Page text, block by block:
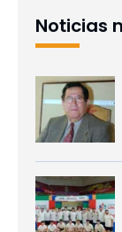
Noticias